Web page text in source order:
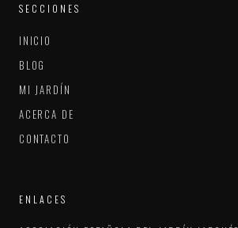
SECCIONES
INICIO
BLOG
MI JARDÍN
ACERCA DE
CONTACTO
ENLACES